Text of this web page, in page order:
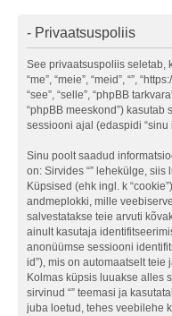
- Privaatsuspoliis
See privaatsuspoliis seletab,
“me”, “meie”, “meid”, “”,
“see”, “selle”, “phpBB
“phpBB meeskond”)
sessiooni ajal (edaspidi “sinu
Sinu poolt saadud
on: Sirvides “” lehekülge,
Küpsised (ehk ingl. k
andmeplokki, mille
salvestatakse teie arvuti
ainult kasutaja
anonüümse sessiooni
id”), mis on automaatselt
Kolmas küpsis luuakse alles
sirvinud “” teemasi ja
juba loetud, tehes veebilehe